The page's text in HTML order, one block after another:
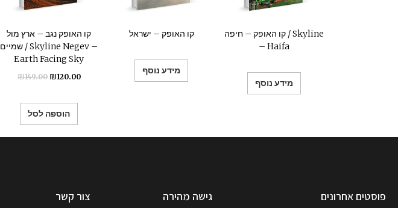
קו האופק נגב – ארץ מול
שמיים / Skyline Negev –
Earth Facing Sky
₪149.00 ₪120.00
הוספה לסל
קו האופק – ישראל
מידע נוסף
קו האופק – חיפה / Skyline
– Haifa
מידע נוסף
פוסטים אחרונים גישה מהירה צור קשר